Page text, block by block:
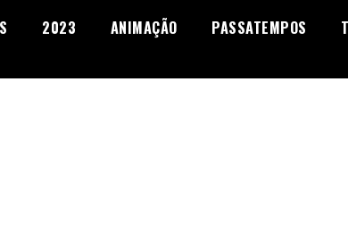
2023 ANIMAÇÃO PASSATEMPOS